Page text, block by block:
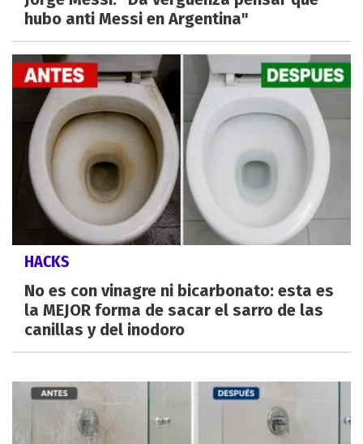
hubo anti Messi en Argentina"
HACKS
No es con vinagre ni bicarbonato: esta es
la MEJOR forma de sacar el sarro de las
canillas y del inodoro